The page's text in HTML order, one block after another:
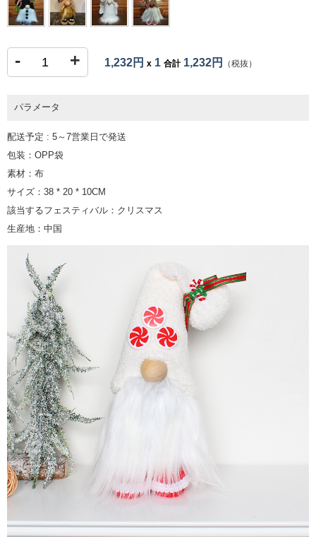
- + 1,232円 x 1 合計1,232円 （税抜）
パラメータ
配送予定 : 5～7営業日で発送
包装：OPP袋
素材：布
サイズ：38 * 20 * 10CM
該当するフェスティバル：クリスマス
生産地：中国